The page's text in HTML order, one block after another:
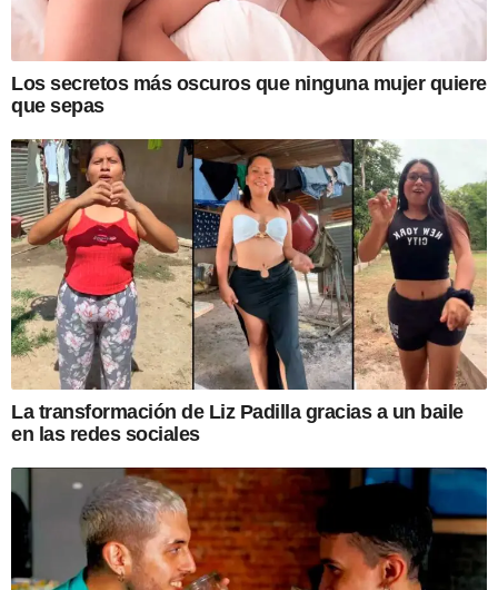
Los secretos más oscuros que ninguna mujer quiere
que sepas
La transformación de Liz Padilla gracias a un baile
en las redes sociales